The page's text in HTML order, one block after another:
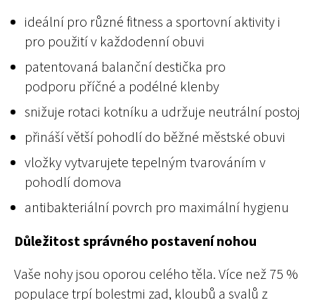
ideální pro různé fitness a sportovní aktivity i
pro použití v každodenní obuvi
patentovaná balanční destička pro
podporu příčné a podélné klenby
snižuje rotaci kotníku a udržuje neutrální postoj
přináší větší pohodlí do běžné městské obuvi
vložky vytvarujete tepelným tvarováním v
pohodlí domova
antibakteriální povrch pro maximální hygienu
Důležitost správného postavení nohou
Vaše nohy jsou oporou celého těla. Více než 75 %
populace trpí bolestmi zad, kloubů a svalů z